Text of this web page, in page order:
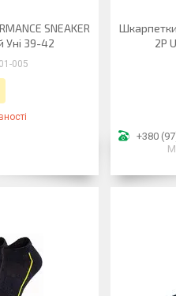
SNEAKER
Уні 39-42
005
Шкарпетки
2P
+380